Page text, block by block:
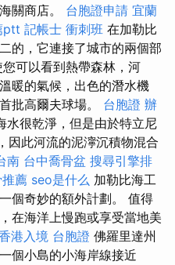
關商店。 台胞證申請 宜蘭
ptt 記帳士 衝刺班 在加勒比
的，它連接了城市的兩個部
可以看到熱帶森林，河
暖的氣候，出色的潛水機
批高爾夫球場。 台胞證 辦
水很乾淨，但是由於特立尼
因此河流的泥濘沉積物混合
南 台中喬骨盆 搜尋引擎排
薦 seo是什么 加勒比海工
個奇妙的額外計劃。 值得
在海洋上慢跑或享受當地美
港入境 台胞證 佛羅里達州
個小島的小海岸線接近